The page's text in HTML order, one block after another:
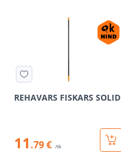
REHAVARS FISKARS SOLID
11 .79 € /tk